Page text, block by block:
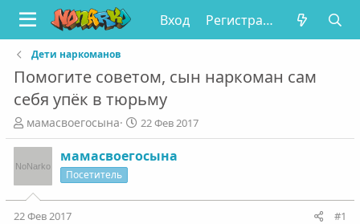
Вход Регистрация
Дети наркоманов
Помогите советом, сын наркоман сам
себя упёк в тюрьму
А
в
т
о
р
т
е
мамасвоегосына
Д
а
т
а
22 Фев 2017
мамасвоегосына
Посетитель
22 Фев 2017 #1